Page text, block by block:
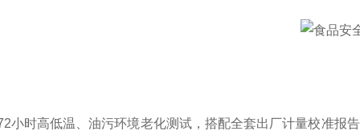
时高低温、油污环境老化测试，搭配全套出厂计量校准报